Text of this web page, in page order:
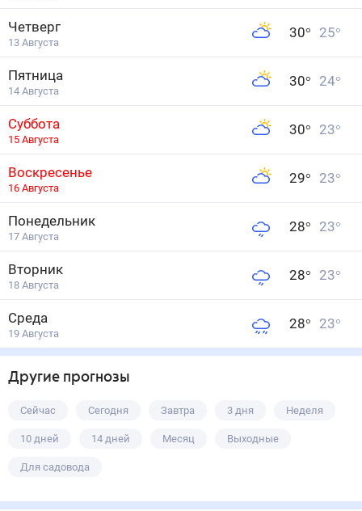
Четверг
13 Августа
30° 25°
Пятница
14 Августа
30° 24°
Суббота
15 Августа
30° 23°
Воскресенье
16 Августа
29° 23°
Понедельник
17 Августа
28° 23°
Вторник
18 Августа
28° 23°
Среда
19 Августа
28° 23°
Другие прогнозы
Сейчас Сегодня Завтра 3 дня Неделя
10 дней 14 дней Месяц Выходные
Для садовода